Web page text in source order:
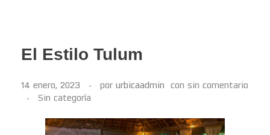
El Estilo Tulum
14 enero, 2023 por urbicaadmin con sin comentario
Sin categoría